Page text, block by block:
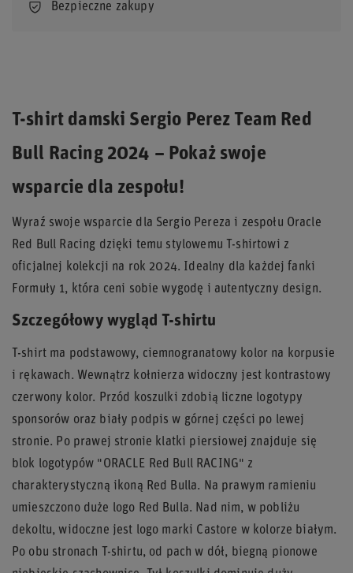
Bezpieczne zakupy
T-shirt damski Sergio Perez Team Red
Bull Racing 2024 – Pokaż swoje
wsparcie dla zespołu!
Wyraź swoje wsparcie dla Sergio Pereza i zespołu Oracle
Red Bull Racing dzięki temu stylowemu T-shirtowi z
oficjalnej kolekcji na rok 2024. Idealny dla każdej fanki
Formuły 1, która ceni sobie wygodę i autentyczny design.
Szczegółowy wygląd T-shirtu
T-shirt ma podstawowy, ciemnogranatowy kolor na korpusie
i rękawach. Wewnątrz kołnierza widoczny jest kontrastowy
czerwony kolor. Przód koszulki zdobią liczne logotypy
sponsorów oraz biały podpis w górnej części po lewej
stronie. Po prawej stronie klatki piersiowej znajduje się
blok logotypów "ORACLE Red Bull RACING" z
charakterystyczną ikoną Red Bulla. Na prawym ramieniu
umieszczono duże logo Red Bulla. Nad nim, w pobliżu
dekoltu, widoczne jest logo marki Castore w kolorze białym.
Po obu stronach T-shirtu, od pach w dół, biegną pionowe